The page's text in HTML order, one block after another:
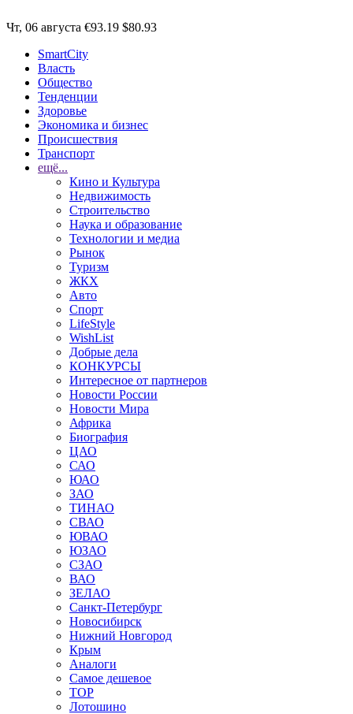
Чт, 06 августа €93.19 $80.93
SmartCity
Власть
Общество
Тенденции
Здоровье
Экономика и бизнес
Происшествия
Транспорт
ещё...
Кино и Культура
Недвижимость
Строительство
Наука и образование
Технологии и медиа
Рынок
Туризм
ЖКХ
Авто
Спорт
LifeStyle
WishList
Добрые дела
КОНКУРСЫ
Интересное от партнеров
Новости России
Новости Мира
Африка
Биография
ЦАО
САО
ЮАО
ЗАО
ТИНАО
СВАО
ЮВАО
ЮЗАО
СЗАО
ВАО
ЗЕЛАО
Санкт-Петербург
Новосибирск
Нижний Новгород
Крым
Аналоги
Самое дешевое
TOP
Лотошино